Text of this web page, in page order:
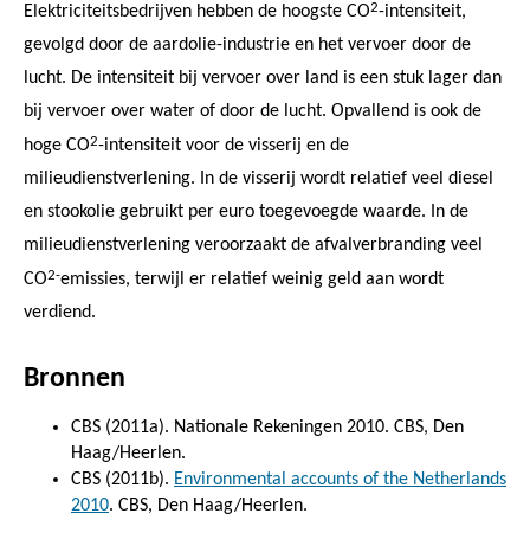
Elektriciteitsbedrijven hebben de hoogste CO2-intensiteit,
gevolgd door de aardolie-industrie en het vervoer door de
lucht. De intensiteit bij vervoer over land is een stuk lager dan
bij vervoer over water of door de lucht. Opvallend is ook de
hoge CO2-intensiteit voor de visserij en de
milieudienstverlening. In de visserij wordt relatief veel diesel
en stookolie gebruikt per euro toegevoegde waarde. In de
milieudienstverlening veroorzaakt de afvalverbranding veel
CO2-emissies, terwijl er relatief weinig geld aan wordt
verdiend.
Bronnen
CBS (2011a). Nationale Rekeningen 2010. CBS, Den
Haag/Heerlen.
CBS (2011b). Environmental accounts of the Netherlands
2010. CBS, Den Haag/Heerlen.